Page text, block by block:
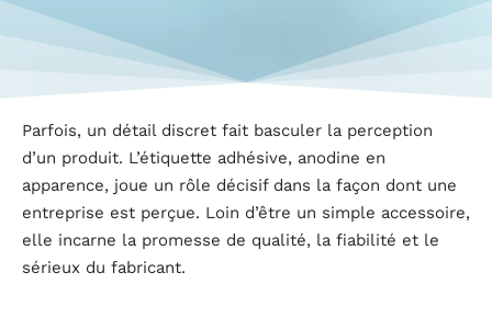
Parfois, un détail discret fait basculer la perception
d’un produit. L’étiquette adhésive, anodine en
apparence, joue un rôle décisif dans la façon dont une
entreprise est perçue. Loin d’être un simple accessoire,
elle incarne la promesse de qualité, la fiabilité et le
sérieux du fabricant.